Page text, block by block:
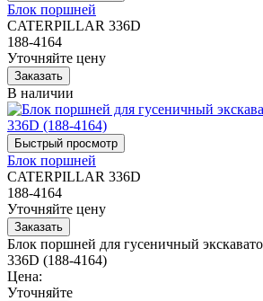
Блок поршней
CATERPILLAR 336D
188-4164
Уточняйте цену
В наличии
Блок поршней
CATERPILLAR 336D
188-4164
Уточняйте цену
Блок поршней для гусеничный
336D (188-4164)
Цена:
Уточняйте